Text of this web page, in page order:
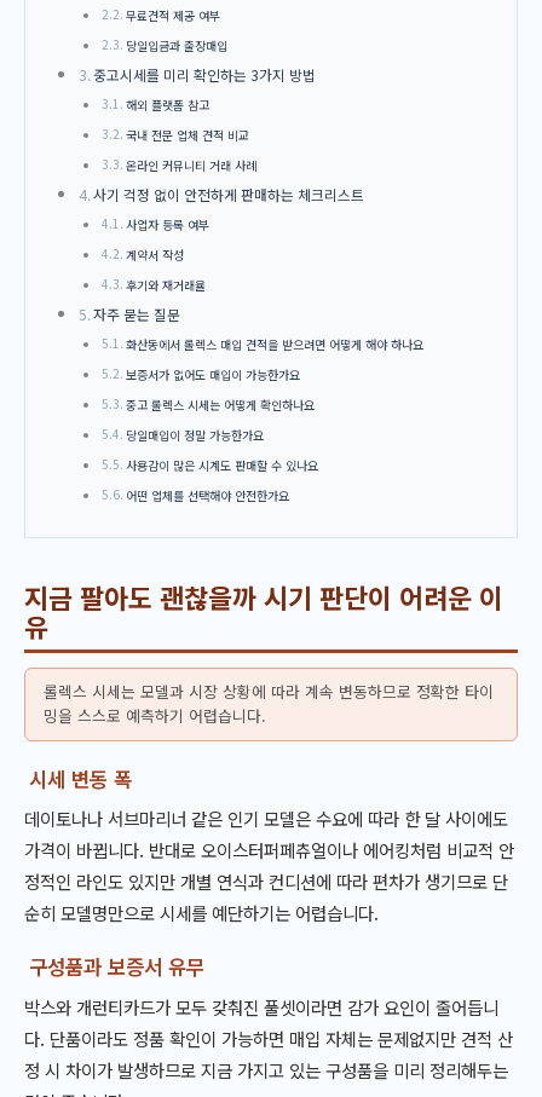
무료견적 제공 여부
당일입금과 출장매입
중고시세를 미리 확인하는 3가지 방법
해외 플랫폼 참고
국내 전문 업체 견적 비교
온라인 커뮤니티 거래 사례
사기 걱정 없이 안전하게 판매하는 체크리스트
사업자 등록 여부
계약서 작성
후기와 재거래율
자주 묻는 질문
화산동에서 롤렉스 매입 견적을 받으려면 어떻게 해야 하나요
보증서가 없어도 매입이 가능한가요
중고 롤렉스 시세는 어떻게 확인하나요
당일매입이 정말 가능한가요
사용감이 많은 시계도 판매할 수 있나요
어떤 업체를 선택해야 안전한가요
지금 팔아도 괜찮을까 시기 판단이 어려운 이
유
롤렉스 시세는 모델과 시장 상황에 따라 계속 변동하므로 정확한 타이
밍을 스스로 예측하기 어렵습니다.
시세 변동 폭
데이토나나 서브마리너 같은 인기 모델은 수요에 따라 한 달 사이에도
가격이 바뀝니다. 반대로 오이스터퍼페츄얼이나 에어킹처럼 비교적 안
정적인 라인도 있지만 개별 연식과 컨디션에 따라 편차가 생기므로 단
순히 모델명만으로 시세를 예단하기는 어렵습니다.
구성품과 보증서 유무
박스와 개런티카드가 모두 갖춰진 풀셋이라면 감가 요인이 줄어듭니
다. 단품이라도 정품 확인이 가능하면 매입 자체는 문제없지만 견적 산
정 시 차이가 발생하므로 지금 가지고 있는 구성품을 미리 정리해두는